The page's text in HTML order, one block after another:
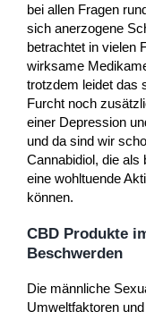
bei allen Fragen
sich anerzogene
betrachtet in vielen
wirksame
trotzdem leidet das
Furcht noch
einer Depression
und da sind wir
Cannabidiol, die als
eine wohltuende
können.
CBD Produkte
Beschwerden
Die männliche
Umweltfaktoren